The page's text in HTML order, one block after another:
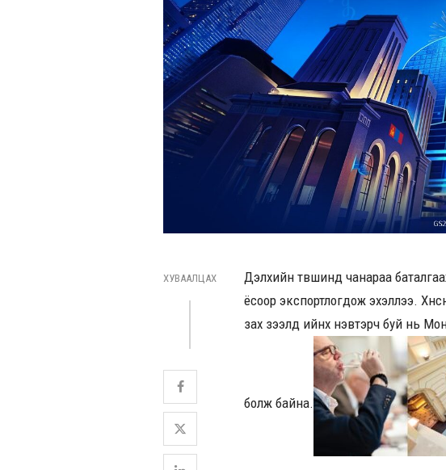
ХУВААЛЦАХ
Дэлхийн түвшинд чанараа
ёсоор экспортлогдож эхэллээ.
зах зээлд ийнхүү нэвтэрч буй нь
болж байна.